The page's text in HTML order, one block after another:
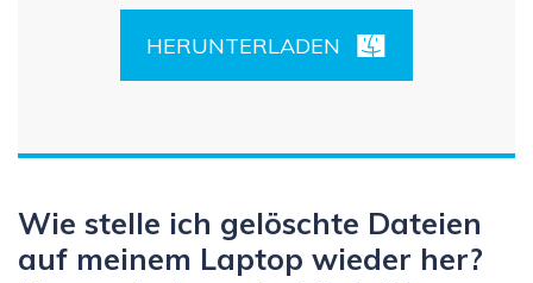
HERUNTERLADEN
Wie stelle ich gelöschte Dateien
auf meinem Laptop wieder her?